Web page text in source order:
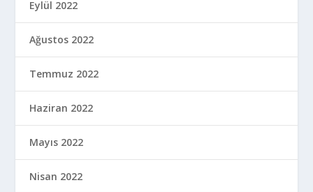
Eylül 2022
Ağustos 2022
Temmuz 2022
Haziran 2022
Mayıs 2022
Nisan 2022